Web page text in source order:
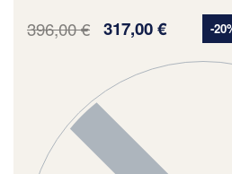
396,00€ 317,00€ -